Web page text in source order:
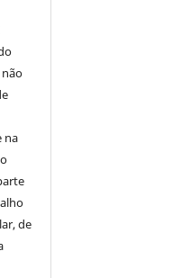
na
de